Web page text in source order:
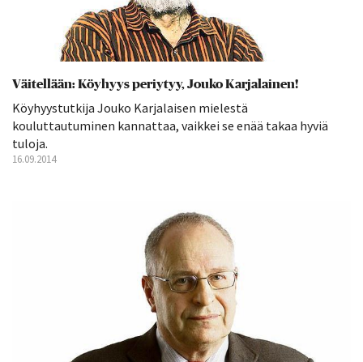
Väitellään: Köyhyys periytyy, Jouko Karjalainen!
Köyhyystutkija Jouko Karjalaisen mielestä
kouluttautuminen kannattaa, vaikkei se enää takaa hyviä
tuloja.
16.09.2014